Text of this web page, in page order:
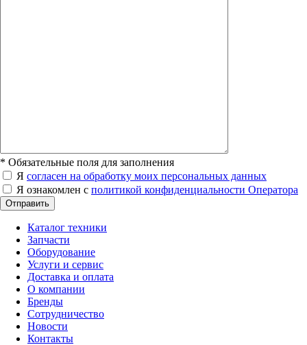
* Обязательные поля для заполнения
Я согласен на обработку моих персональных данных
Я ознакомлен с политикой конфиденциальности Оператора
Отправить
Каталог техники
Запчасти
Оборудование
Услуги и сервис
Доставка и оплата
О компании
Бренды
Сотрудничество
Новости
Контакты